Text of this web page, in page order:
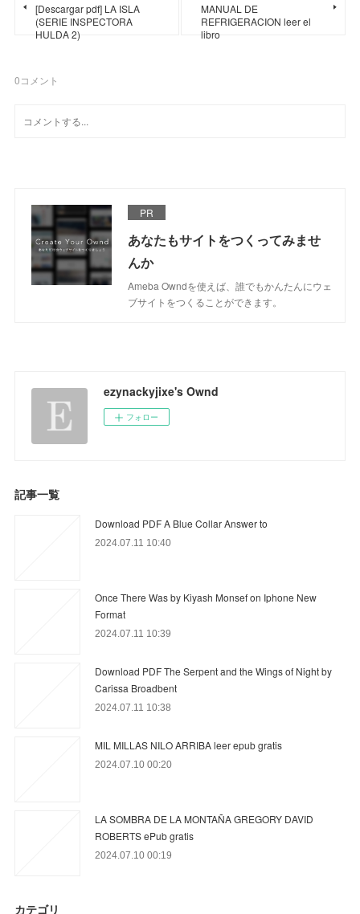
[Descargar pdf] LA ISLA
(SERIE INSPECTORA
HULDA 2)
MANUAL DE
REFRIGERACION leer el
libro
0コメント
PR
あなたもサイトをつくってみませ
んか
Ameba Owndを使えば、誰でもかんたんにウェ
ブサイトをつくることができます。
ezynackyjixe's Ownd
フォロー
記事一覧
Download PDF A Blue Collar Answer to
2024.07.11 10:40
Once There Was by Kiyash Monsef on Iphone New
Format
2024.07.11 10:39
Download PDF The Serpent and the Wings of Night by
Carissa Broadbent
2024.07.11 10:38
MIL MILLAS NILO ARRIBA leer epub gratis
2024.07.10 00:20
LA SOMBRA DE LA MONTAÑA GREGORY DAVID
ROBERTS ePub gratis
2024.07.10 00:19
カテゴリ